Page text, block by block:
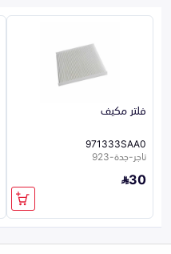
فلتر مكيف
971333SAA0
تاجر-جدة-923
30